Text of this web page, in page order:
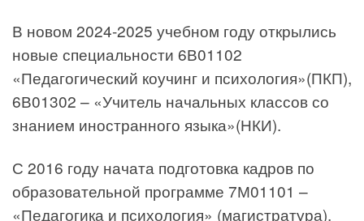
В новом 2024-2025 учебном году открылись
новые специальности 6В01102
«Педагогический коучинг и психология»(ПКП),
6В01302 – «Учитель начальных классов со
знанием иностранного языка»(НКИ).
С 2016 году начата подготовка кадров по
образовательной программе 7М01101 –
«Педагогика и психология» (магистратура).